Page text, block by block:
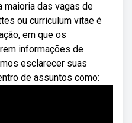
maioria das vagas de
ou curriculum vitae é
em que os
informações de
esclarecer suas
de assuntos como: